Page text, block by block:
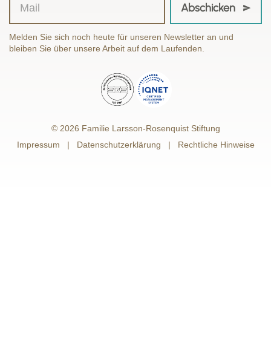
Abschicken
Melden Sie sich noch heute für unseren Newsletter an und
bleiben Sie über unsere Arbeit auf dem Laufenden.
© 2026 Familie Larsson-Rosenquist Stiftung
Impressum
Datenschutzerklärung Rechtliche Hinweise